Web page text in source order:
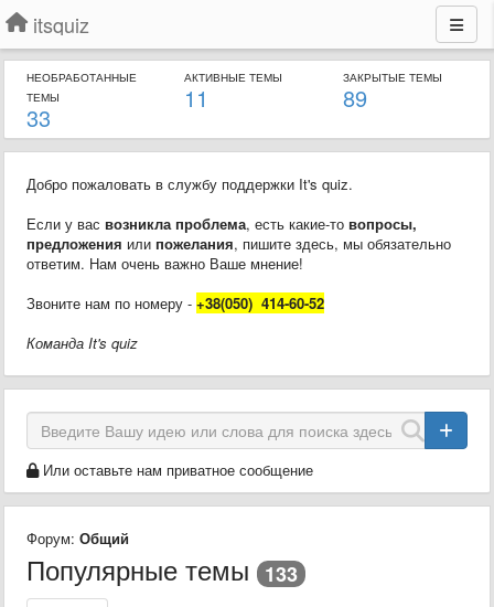
itsquiz
НЕОБРАБОТАННЫЕ
ТЕМЫ
33
АКТИВНЫЕ ТЕМЫ
11
ЗАКРЫТЫЕ ТЕМЫ
89
Добро пожаловать в службу поддержки It's quiz.
Если у вас возникла проблема, есть какие-то вопросы,
предложения или пожелания, пишите здесь, мы обязательно
ответим. Нам очень важно Ваше мнение!
Звоните нам по номеру - +38(050) 414-60-52
Команда It's quiz
Или оставьте нам приватное сообщение
Форум: Общий
Популярные темы 133